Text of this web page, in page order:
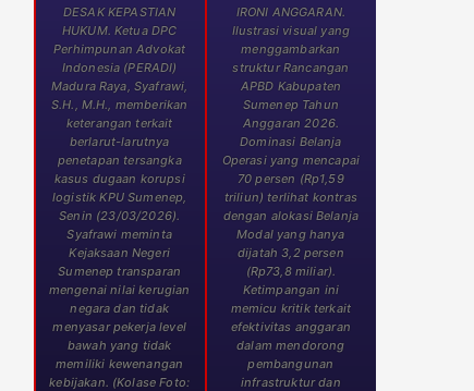
DESAK KEPASTIAN
HUKUM. Ketua DPC
Perhimpunan Advokat
Indonesia (PERADI)
Madura Raya, Syafrawi,
S.H., M.H., memberikan
keterangan terkait
berlarut-larutnya
penetapan tersangka
kasus dugaan korupsi
logistik KPU Sumenep,
Senin (23/03/2026).
Syafrawi meminta
Kejaksaan Negeri
Sumenep transparan
mengenai nilai kerugian
negara dan tidak
menyasar pekerja level
bawah yang tidak
memiliki kewenangan
kebijakan. (Kolase Foto:
IRONI ANGGARAN.
Ilustrasi visual yang
menggambarkan
struktur Rancangan
APBD Kabupaten
Sumenep Tahun
Anggaran 2026.
Dominasi Belanja
Operasi yang mencapai
70 persen (Rp1,59
triliun) terlihat kontras
dengan alokasi Belanja
Modal yang hanya
dijatah 3,2 persen
(Rp73,8 miliar).
Ketimpangan ini
memicu kritik terkait
efektivitas anggaran
dalam mendorong
pembangunan
infrastruktur dan